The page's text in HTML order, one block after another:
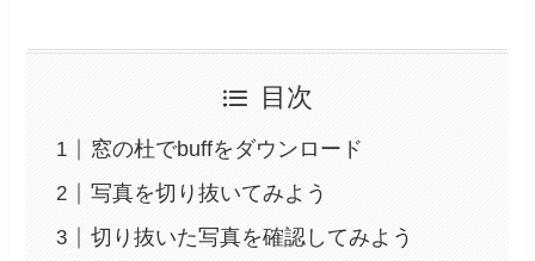
目次
窓の杜でbuffをダウンロード
写真を切り抜いてみよう
切り抜いた写真を確認してみよう